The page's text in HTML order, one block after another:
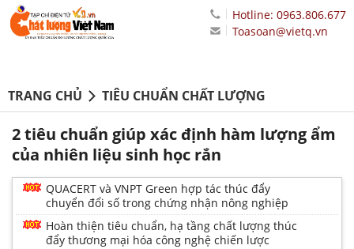
Hotline: 0963.806.677
Toasoan@vietq.vn
TRANG CHỦ TIÊU CHUẨN CHẤT LƯỢNG
2 tiêu chuẩn giúp xác định hàm lượng ẩm
của nhiên liệu sinh học rắn
QUACERT và VNPT Green hợp tác thúc đẩy
chuyển đổi số trong chứng nhận nông nghiệp
Hoàn thiện tiêu chuẩn, hạ tầng chất lượng thúc
đẩy thương mại hóa công nghệ chiến lược